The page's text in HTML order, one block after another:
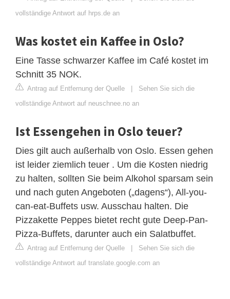
vollständige Antwort auf hrps.de an
Was kostet ein Kaffee in Oslo?
Eine Tasse schwarzer Kaffee im Café kostet im
Schnitt 35 NOK.
Antrag auf Entfernung der Quelle | Sehen Sie sich die
vollständige Antwort auf neuschnee.no an
Ist Essengehen in Oslo teuer?
Dies gilt auch außerhalb von Oslo. Essen gehen
ist leider ziemlich teuer . Um die Kosten niedrig
zu halten, sollten Sie beim Alkohol sparsam sein
und nach guten Angeboten („dagens“), All-you-
can-eat-Buffets usw. Ausschau halten. Die
Pizzakette Peppes bietet recht gute Deep-Pan-
Pizza-Buffets, darunter auch ein Salatbuffet.
Antrag auf Entfernung der Quelle | Sehen Sie sich die
vollständige Antwort auf translate.google.com an